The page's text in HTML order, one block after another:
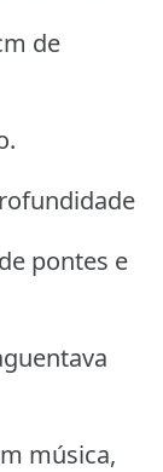
de
pontes e
música,